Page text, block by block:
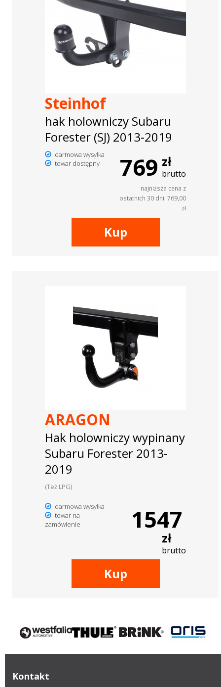
Steinhof
hak holowniczy Subaru
Forester (SJ) 2013-2019
darmowa wysyłka
towar dostępny
769 zł
brutto
najniższa cena z
ostatnich 30 dni: 769,00
zł
Kup
ARAGON
Hak holowniczy wypinany
Subaru Forester 2013-
2019
(Też LPG)
darmowa wysyłka
towar na
zamówienie
1547
zł
brutto
Kup
Kontakt